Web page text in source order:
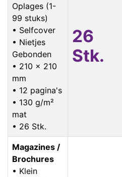
Oplages (1-
99 stuks)
• Selfcover
• Nietjes
Gebonden
• 210 x 210
mm
• 12 pagina's
• 130 g/m²
mat
• 26 Stk.
26
Stk.
Magazines /
Brochures
• Klein